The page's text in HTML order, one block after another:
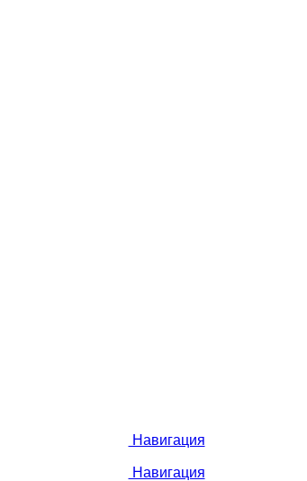
Навигация
Навигация